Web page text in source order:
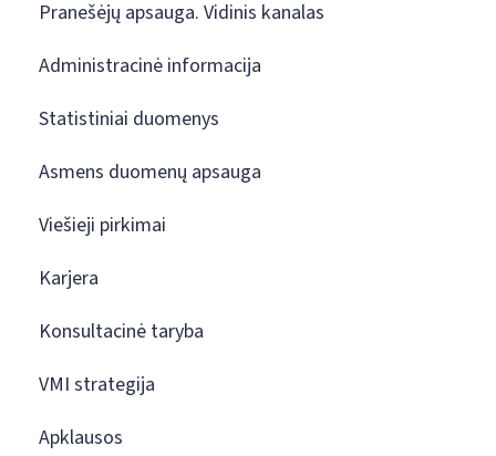
Pranešėjų apsauga. Vidinis kanalas
Administracinė informacija
Statistiniai duomenys
Asmens duomenų apsauga
Viešieji pirkimai
Karjera
Konsultacinė taryba
VMI strategija
Apklausos